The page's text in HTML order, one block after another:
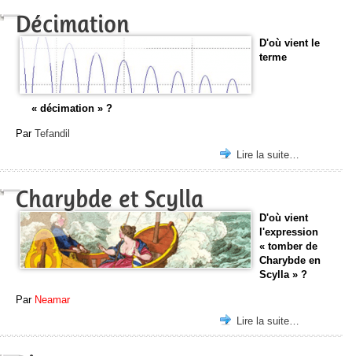
Décimation
D'où vient le
terme
« décimation » ?
Par Tefandil
Lire la suite…
Charybde et Scylla
D'où vient
l'expression
« tomber de
Charybde en
Scylla » ?
Par Neamar
Lire la suite…